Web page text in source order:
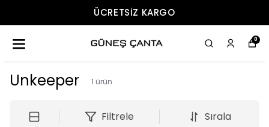
ÜCRETSIZ KARGO
0
Unkeeper 1 ürün
Filtrele Sırala